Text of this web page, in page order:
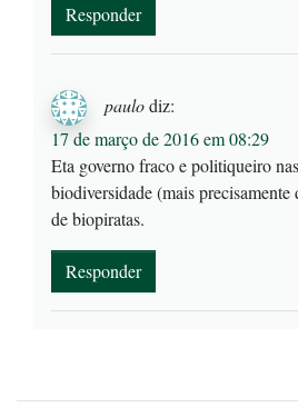
Responder
paulodiz:
17 de março de 2016 em 08:29
Eta governo fraco e politiqueiro
biodiversidade (mais
de biopiratas.
Responder